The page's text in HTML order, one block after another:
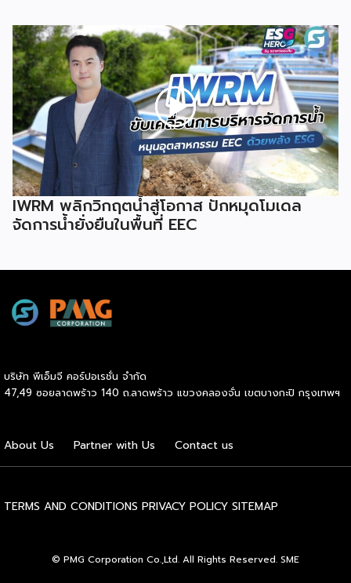
IWRM พลิกวิกฤตน้ำสู่โอกาส ปักหมุดโมเดล
จัดการน้ำยั่งยืนในพื้นที่ EEC
บริษัท พีเอ็มจี คอร์ปอเรชั่น จำกัด
47,49 ซอยลาดพร้าว 140 ถ.ลาดพร้าว แขวงคลองจั่น เขตบางกะปิ กรุงเทพฯ
About Us Partner with Us Contact us
TERMS AND CONDITIONS PRIVACY POLICY SITEMAP
© PMG Corporation Co.,Ltd. All Rights Reserved. SME